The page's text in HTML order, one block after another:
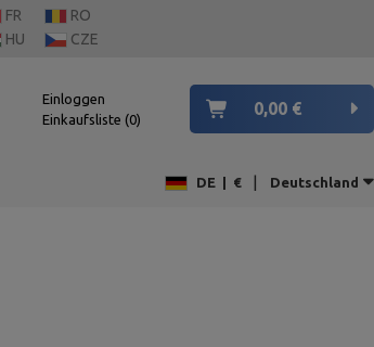
FR
RO
HU CZE
Einloggen
Einkaufsliste 0
0,00 €
DE € | Deutschland